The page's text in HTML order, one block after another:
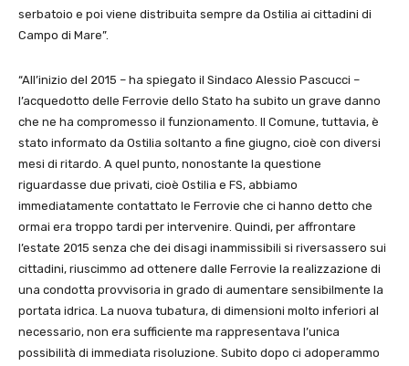
serbatoio e poi viene distribuita sempre da Ostilia ai cittadini di
Campo di Mare”.
“All’inizio del 2015 – ha spiegato il Sindaco Alessio Pascucci –
l’acquedotto delle Ferrovie dello Stato ha subito un grave danno
che ne ha compromesso il funzionamento. Il Comune, tuttavia, è
stato informato da Ostilia soltanto a fine giugno, cioè con diversi
mesi di ritardo. A quel punto, nonostante la questione
riguardasse due privati, cioè Ostilia e FS, abbiamo
immediatamente contattato le Ferrovie che ci hanno detto che
ormai era troppo tardi per intervenire. Quindi, per affrontare
l’estate 2015 senza che dei disagi inammissibili si riversassero sui
cittadini, riuscimmo ad ottenere dalle Ferrovie la realizzazione di
una condotta provvisoria in grado di aumentare sensibilmente la
portata idrica. La nuova tubatura, di dimensioni molto inferiori al
necessario, non era sufficiente ma rappresentava l’unica
possibilità di immediata risoluzione. Subito dopo ci adoperammo